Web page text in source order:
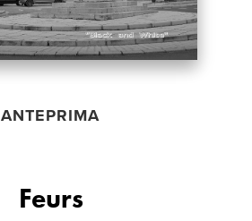
ANTEPRIMA
Feurs